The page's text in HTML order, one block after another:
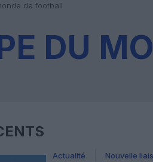
de football
DU
Actualité Nouvelle